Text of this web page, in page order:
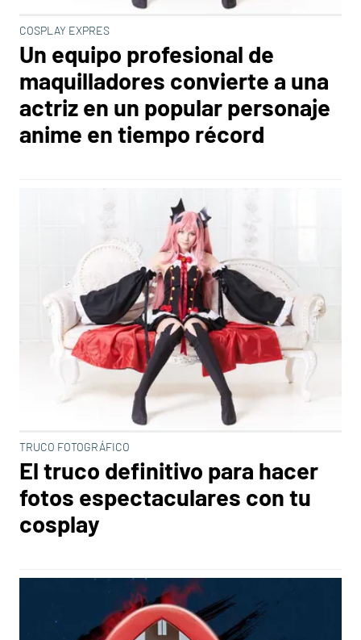
COSPLAY EXPRES
Un equipo profesional de
maquilladores convierte a una
actriz en un popular personaje
anime en tiempo récord
TRUCO FOTOGRÁFICO
El truco definitivo para hacer
fotos espectaculares con tu
cosplay